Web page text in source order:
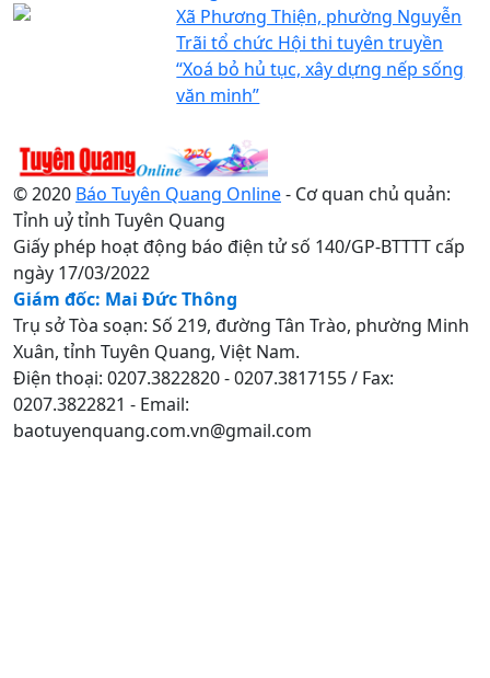
Xã Phương Thiện, phường Nguyễn
Trãi tổ chức Hội thi tuyên truyền
“Xoá bỏ hủ tục, xây dựng nếp sống
văn minh”
© 2020 Báo Tuyên Quang Online- Cơ quan chủ quản:
Tỉnh uỷ tỉnh Tuyên Quang
Giấy phép hoạt động báo điện tử số 140/GP-BTTTT cấp
ngày 17/03/2022
Giám đốc: Mai Đức Thông
Trụ sở Tòa soạn: Số 219, đường Tân Trào, phường Minh
Xuân, tỉnh Tuyên Quang, Việt Nam.
Điện thoại: 0207.3822820 - 0207.3817155 / Fax:
0207.3822821 - Email:
baotuyenquang.com.vn@gmail.com